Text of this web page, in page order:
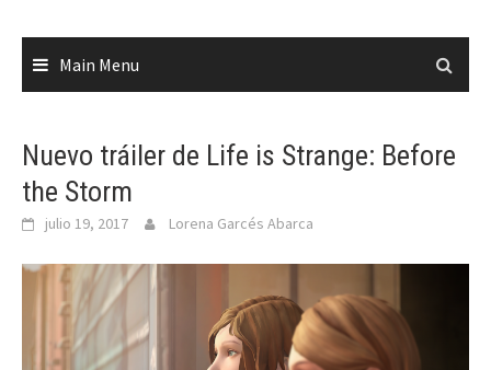
Main Menu
Nuevo tráiler de Life is Strange: Before
the Storm
julio 19, 2017 Lorena Garcés Abarca